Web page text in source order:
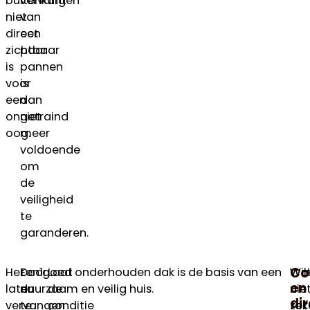
niet
direct
zichtbaar
is
voor
een
ongetraind
oog.
van
een
paar
pannen
is
dan
niet
meer
voldoende
om
de
veiligheid
te
garanderen.
Het
laten
vervangen
Door
nu
te
Laat
de
conditie
Een goed onderhouden dak is de basis van een
duurzaam en veilig huis.
en
tot
u